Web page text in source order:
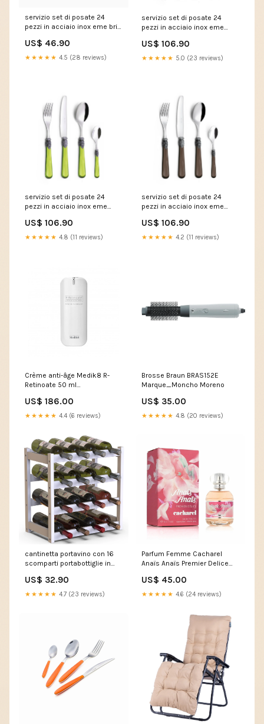
servizio set di posate 24
pezzi in acciaio inox eme brio
1711500003
US$ 46.90
★★★★★ 4.5 (28 reviews)
servizio set di posate 24
pezzi in acciaio inox eme
697b2927577c8 84B-136DB
US$ 106.90
★★★★★ 5.0 (23 reviews)
servizio set di posate 24
pezzi in acciaio inox eme
697b291ad8633 831-363
US$ 106.90
★★★★★ 4.8 (11 reviews)
servizio set di posate 24
pezzi in acciaio inox eme
1124 697b2922993f4 D02-
153V00BK
US$ 106.90
★★★★★ 4.2 (11 reviews)
Crème anti-âge Medik8 R-
Retinoate 50 ml
US$ 186.00
★★★★★ 4.4 (6 reviews)
Brosse Braun BRAS152E
Marque_Moncho Moreno
US$ 35.00
★★★★★ 4.8 (20 reviews)
cantinetta portavino con 16
scomparti portabottiglie in
69807c28964d3
VE1920AZEL017-CT
US$ 32.90
★★★★★ 4.7 (23 reviews)
Parfum Femme Cacharel
Anaïs Anaïs Premier Delice
Spears
US$ 45.00
★★★★★ 4.6 (24 reviews)